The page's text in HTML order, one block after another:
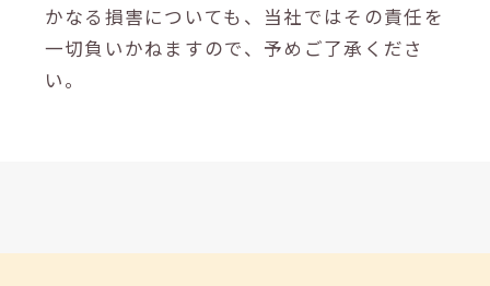
かなる損害についても、当社ではその責任を
一切負いかねますので、予めご了承くださ
い。